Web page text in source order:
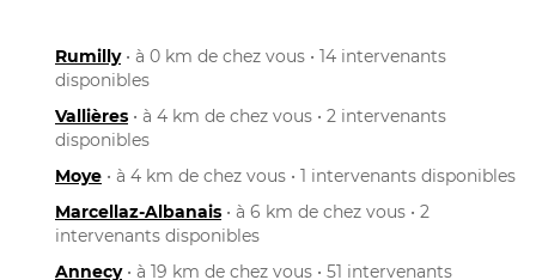
Rumilly• à 0 km de chez vous • 14 intervenants
disponibles
Vallières • à 4 km de chez vous • 2 intervenants
disponibles
Moye • à 4 km de chez vous • 1 intervenants disponibles
Marcellaz-Albanais • à 6 km de chez vous • 2
intervenants disponibles
Annecy• à 19 km de chez vous • 51 intervenants